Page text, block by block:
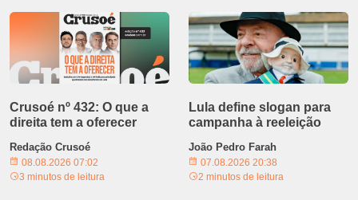
Crusoé nº 432: O que a
direita tem a oferecer
Redação Crusoé
08.08.2026 07:02
3 minutos de leitura
Lula define slogan para
campanha à reeleição
João Pedro Farah
07.08.2026 20:38
2 minutos de leitura